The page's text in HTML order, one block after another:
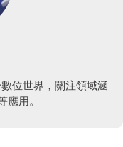
位世界，關注領域涵
應用。